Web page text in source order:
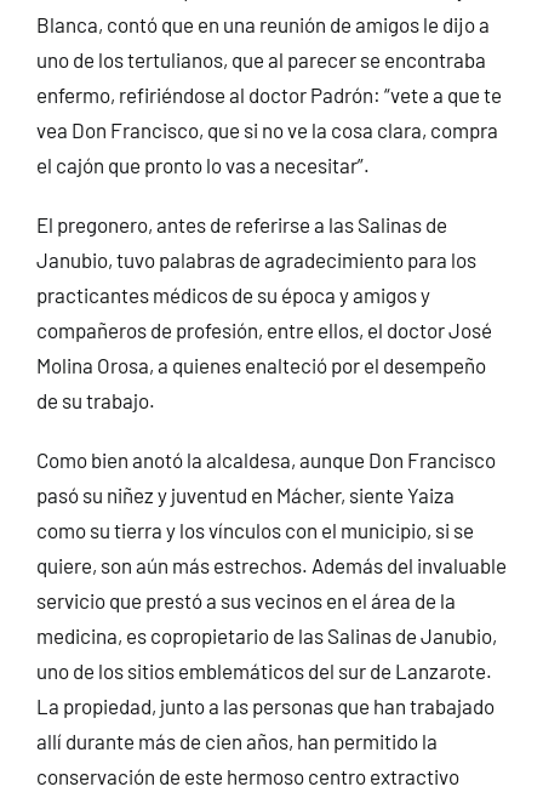
Blanca, contó que en una reunión de amigos le dijo a
uno de los tertulianos, que al parecer se encontraba
enfermo, refiriéndose al doctor Padrón: “vete a que te
vea Don Francisco, que si no ve la cosa clara, compra
el cajón que pronto lo vas a necesitar”.
El pregonero, antes de referirse a las Salinas de
Janubio, tuvo palabras de agradecimiento para los
practicantes médicos de su época y amigos y
compañeros de profesión, entre ellos, el doctor José
Molina Orosa, a quienes enalteció por el desempeño
de su trabajo.
Como bien anotó la alcaldesa, aunque Don Francisco
pasó su niñez y juventud en Mácher, siente Yaiza
como su tierra y los vínculos con el municipio, si se
quiere, son aún más estrechos. Además del invaluable
servicio que prestó a sus vecinos en el área de la
medicina, es copropietario de las Salinas de Janubio,
uno de los sitios emblemáticos del sur de Lanzarote.
La propiedad, junto a las personas que han trabajado
allí durante más de cien años, han permitido la
conservación de este hermoso centro extractivo